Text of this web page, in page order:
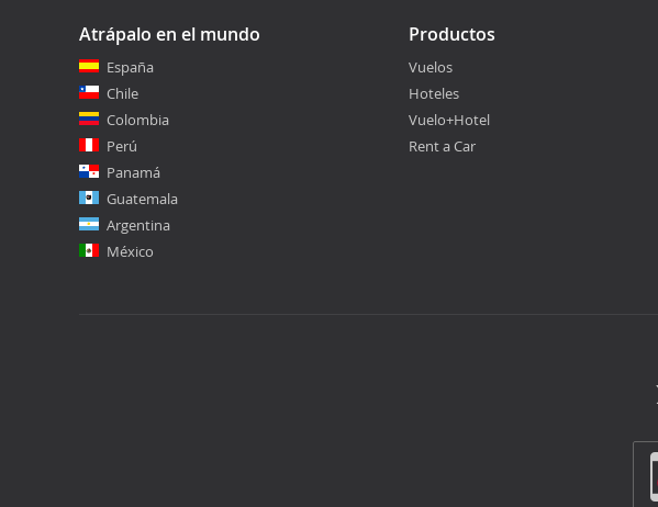
Atrápalo en el mundo
España
Chile
Colombia
Perú
Panamá
Guatemala
Argentina
México
Productos
Vuelos
Hoteles
Vuelo+Hotel
Rent a Car